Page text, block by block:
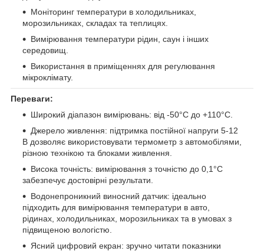
Моніторинг температури в холодильниках,
морозильниках, складах та теплицях.
Вимірювання температури рідин, саун і інших
середовищ.
Використання в приміщеннях для регулювання
мікроклімату.
Переваги:
Широкий діапазон вимірювань: від -50°C до +110°C.
Джерело живлення: підтримка постійної напруги 5-12
В дозволяє використовувати термометр з автомобілями,
різною технікою та блоками живлення.
Висока точність: вимірювання з точністю до 0,1°C
забезпечує достовірні результати.
Водонепроникний виносний датчик: ідеально
підходить для вимірювання температури в авто,
рідинах, холодильниках, морозильниках та в умовах з
підвищеною вологістю.
Ясний цифровий екран: зручно читати показники